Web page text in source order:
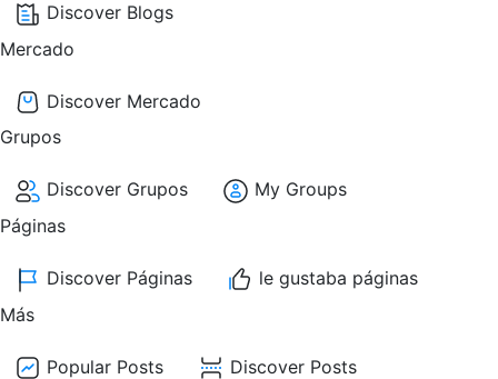
Discover Blogs
Mercado
Discover Mercado
Grupos
Discover Grupos
My Groups
Páginas
Discover Páginas
le gustaba páginas
Más
Popular Posts
Discover Posts